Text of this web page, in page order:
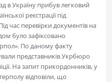
в Україну прибув легковий
реєстрації під
час перевірки документів на
було зафіксовано
По даному факту
представників Укрбюро
На запит прикордонників, у
відповіли, що